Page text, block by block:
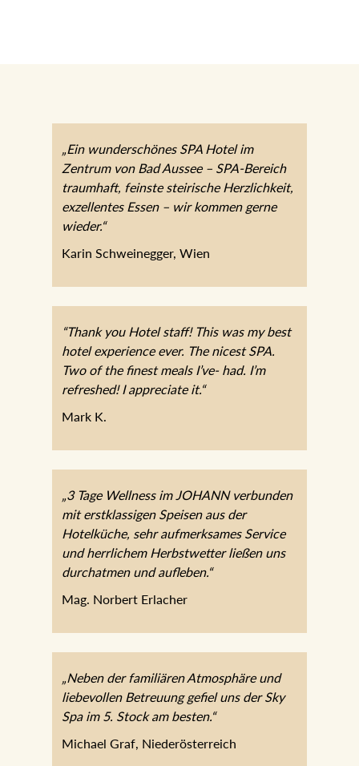
„Ein wunderschönes SPA Hotel im
Zentrum von Bad Aussee – SPA-Bereich
traumhaft, feinste steirische Herzlichkeit,
exzellentes Essen – wir kommen gerne
wieder.“
Karin Schweinegger, Wien
“Thank you Hotel staff! This was my best
hotel experience ever. The nicest SPA.
Two of the finest meals I’ve- had. I’m
refreshed! I appreciate it.“
Mark K.
„3 Tage Wellness im JOHANN verbunden
mit erstklassigen Speisen aus der
Hotelküche, sehr aufmerksames Service
und herrlichem Herbstwetter ließen uns
durchatmen und aufleben.“
Mag. Norbert Erlacher
„Neben der familiären Atmosphäre und
liebevollen Betreuung gefiel uns der Sky
Spa im 5. Stock am besten.“
Michael Graf, Niederösterreich